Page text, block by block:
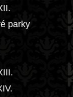
parky